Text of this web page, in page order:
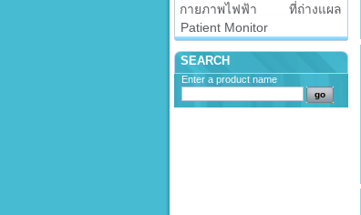
กายภาพไฟฟ้า
ที่ถ่างแผล
Patient Monitor
SEARCH
Enter a product name